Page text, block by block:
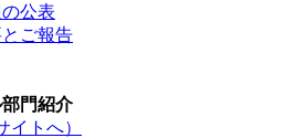
公表
ご報告
門紹介
イトへ）